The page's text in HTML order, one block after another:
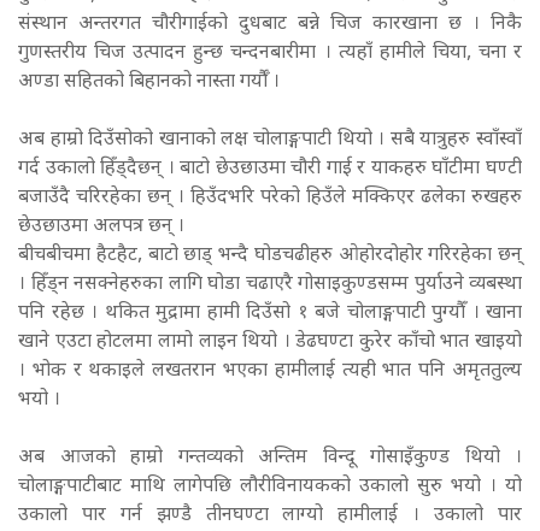
संस्थान अन्तरगत चौरीगाईको दुधबाट बन्ने चिज कारखाना छ । निकै
गुणस्तरीय चिज उत्पादन हुन्छ चन्दनबारीमा । त्यहाँ हामीले चिया, चना र
अण्डा सहितको बिहानको नास्ता गर्यौँ ।
अब हाम्रो दिउँसोको खानाको लक्ष चोलाङ्गपाटी थियो । सबै यात्रुहरु स्वाँस्वाँ
गर्द उकालो हिँड्दैछन् । बाटो छेउछाउमा चौरी गाई र याकहरु घाँटीमा घण्टी
बजाउँदै चरिरहेका छन् । हिउँदभरि परेको हिउँले मक्किएर ढलेका रुखहरु
छेउछाउमा अलपत्र छन् ।
बीचबीचमा हैटहैट, बाटो छाड् भन्दै घोडचढीहरु ओहोरदोहोर गरिरहेका छन्
। हिँड्न नसक्नेहरुका लागि घोडा चढाएरै गोसाइकुण्डसम्म पुर्याउने व्यबस्था
पनि रहेछ । थकित मुद्रामा हामी दिउँसो १ बजे चोलाङ्गपाटी पुग्यौँ । खाना
खाने एउटा होटलमा लामो लाइन थियो । डेढघण्टा कुरेर काँचो भात खाइयो
। भोक र थकाइले लखतरान भएका हामीलाई त्यही भात पनि अमृततुल्य
भयो ।
अब आजको हाम्रो गन्तव्यको अन्तिम विन्दू गोसाइँकुण्ड थियो ।
चोलाङ्गपाटीबाट माथि लागेपछि लौरीविनायकको उकालो सुरु भयो । यो
उकालो पार गर्न झण्डै तीनघण्टा लाग्यो हामीलाई । उकालो पार